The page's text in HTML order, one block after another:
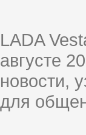
LADA
августе
новости,
для